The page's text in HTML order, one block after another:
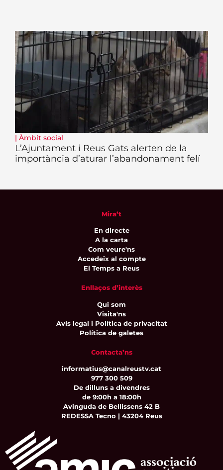
| Àmbit social
L’Ajuntament i Reus Gats alerten de la
importància d’aturar l’abandonament felí
Mira’t
En directe
A la carta
Com veure'ns
Accedeix al compte
El Temps a Reus
Enllaços d’interès
Qui som
Visita'ns
Avís legal i Política de privacitat
Política de galetes
Contacta’ns
informatius@canalreustv.cat
977 300 509
De dilluns a divendres
de 9:00h a 18:00h
Avinguda de Bellissens 42 B
REDESSA Tecno | 43204 Reus